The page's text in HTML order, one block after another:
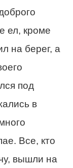
ел, кроме
на берег, а
под
в
Все, кто
вышли на